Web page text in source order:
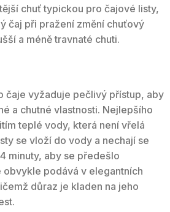
chuť typickou pro čajové listy,
čaj při pražení změní chuťový
a méně travnaté chuti.
čaje vyžaduje pečlivý přístup, aby
a chutné vlastnosti. Nejlepšího
teplé vody, která není vřelá
se vloží do vody a nechají se
minuty, aby se předešlo
obvykle podává v elegantních
důraz je kladen na jeho